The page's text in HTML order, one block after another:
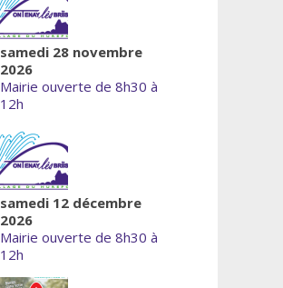
samedi 28 novembre
2026
Mairie ouverte de 8h30 à
12h
samedi 12 décembre
2026
Mairie ouverte de 8h30 à
12h